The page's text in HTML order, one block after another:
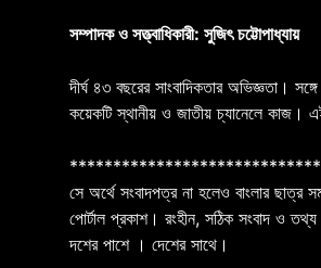
সম্পাদক ও সত্ত্বাধিকারী: সুজিৎ চট্টোপাধ্যায়
দীর্ঘ ৪৩ বছরের সাংবাদিকতার অভিজ্ঞতা।
কয়েকটি স্থানীয় ও জাতীয় চ্যানেলে কাজ।
সে অর্থে সংবাদপত্র না হলেও বাংলার ছাত্র
পোর্টাল প্রকাশ। রংহীন, সঠিক সংবাদ ও তথ্য
দশের পাশে । দেশের সাথে।